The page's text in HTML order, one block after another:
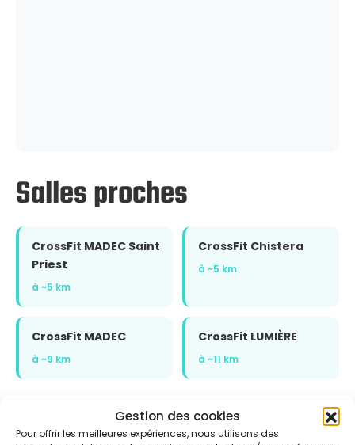
Gestion des cookies
Pour offrir les meilleures expériences, nous utilisons des
Salles proches
CrossFit MADEC Saint
Priest
à ~5 km
CrossFit Chistera
à ~5 km
CrossFit MADEC
à ~9 km
CrossFit LUMIÈRE
à ~11 km
Voir l'annuaire complet sur CrossFit.com →